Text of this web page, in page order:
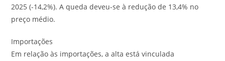
2025 (-14,2%). A queda deveu-se à redução de 13,4% no
preço médio.
Importações
Em relação às importações, a alta está vinculada